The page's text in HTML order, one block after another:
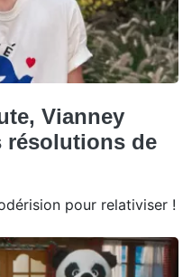
Vianney
résolutions de
pour relativiser !